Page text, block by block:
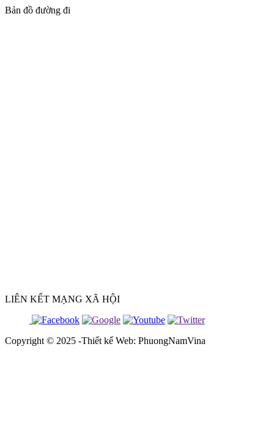
Bản đồ đường đi
LIÊN KẾT MẠNG XÃ HỘI
Copyright © 2025 -Thiết kế Web: PhuongNamVina